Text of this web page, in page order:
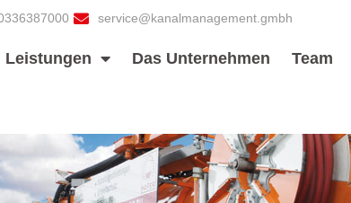
service@kanalmanagement.gmbh
Leistungen Das Unternehmen Team